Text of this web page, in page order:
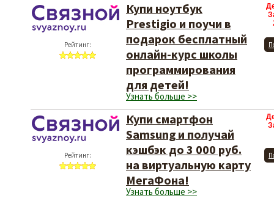
Рейтинг:
Купи ноутбук
Prestigio и поучи в
подарок бесплатный
онлайн-курс школы
программирования
для детей!
Узнать больше >>
Рейтинг:
Купи смартфон
Samsung и получай
кэшбэк до 3 000 руб.
на виртуальную карту
МегаФона!
Узнать больше >>